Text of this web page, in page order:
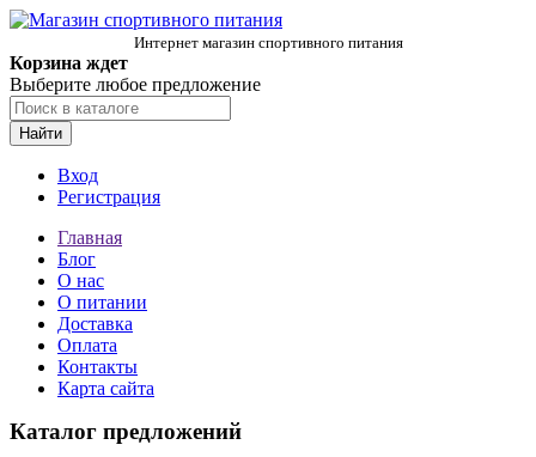
Интернет магазин спортивного питания
Корзина ждет
Выберите любое предложение
Найти
Вход
Регистрация
Главная
Блог
О нас
О питании
Доставка
Оплата
Контакты
Карта сайта
Каталог предложений